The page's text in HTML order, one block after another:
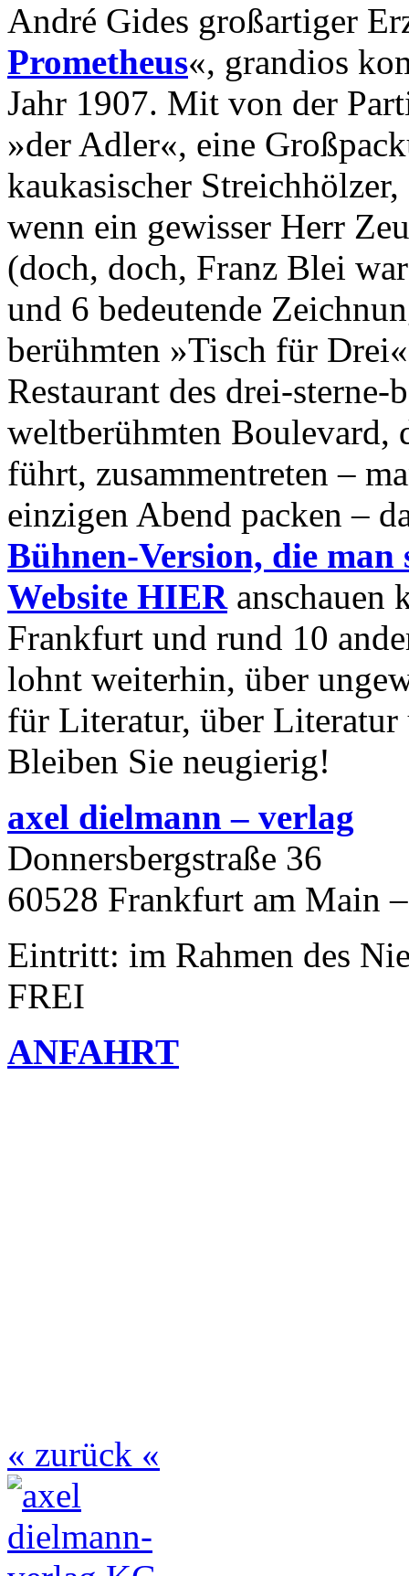
André Gides großartiger
Prometheus«, grandios
Jahr 1907. Mit von der
»der Adler«, eine
kaukasischer
wenn ein gewisser Herr
(doch, doch, Franz Blei
und 6 bedeutende
berühmten »Tisch für
Restaurant des drei-
weltberühmten Boulevard,
führt, zusammentreten –
einzigen Abend packen –
Bühnen-Version, die man
Website HIERanschauen
Frankfurt und rund 10
lohnt weiterhin, über
für Literatur, über Literatur
Bleiben Sie neugierig!
axel dielmann – verlag
Donnersbergstraße 36
60528 Frankfurt am Main
Eintritt: im Rahmen des
FREI
ANFAHRT
« zurück «